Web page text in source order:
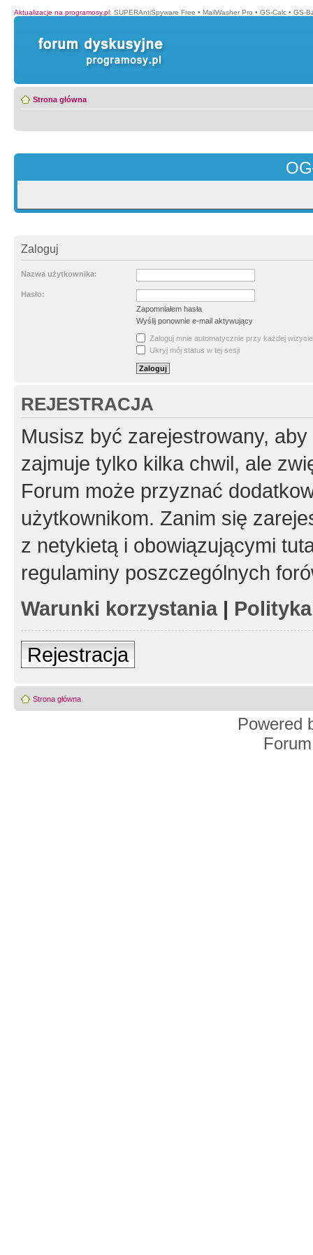
Aktualizacje na programosy.pl: SUPERAntiSpyware Free • MailWasher Pro • GS-Calc • GS-
Strona główna
Zaloguj
Nazwa użytkownika:
Hasło:
Zapomniałem hasła
Wyślij ponownie e-mail aktywujący
Zaloguj mnie automatycznie przy każdej wizycie
Ukryj mój status w tej sesji
REJESTRACJA
Musisz być zarejestrowany,
zajmuje tylko kilka chwil, ale
Forum może przyznać
użytkownikom. Zanim się
z netykietą i obowiązującymi
regulaminy poszczególnych
Warunki korzystania|
Rejestracja
Strona główna
Powered